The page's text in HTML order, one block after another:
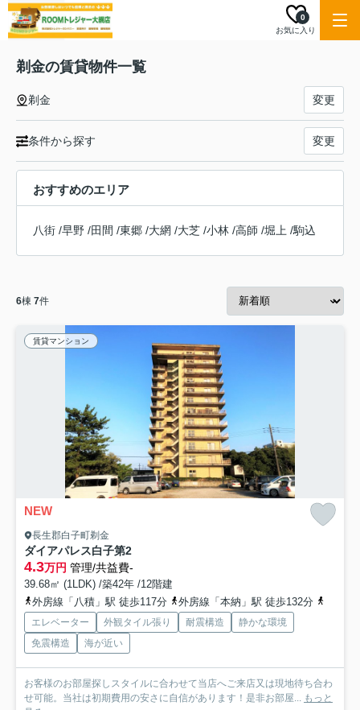
お気に入り
0
剃金の賃貸物件一覧
剃金 変更
条件から探す 変更
おすすめのエリア
八街 /早野 /田間 /東郷 /大網 /大芝 /小林 /高師 /堀上 /駒込
6棟 7件
賃貸マンション
NEW
長生郡白子町剃金
ダイアパレス白子第2
4.3万円 管理/共益費-
39.68㎡ (1LDK) /築42年 /12階建
外房線「八積」駅 徒歩117分
外房線「本納」駅 徒歩132分
エレベーター 外観タイル張り 耐震構造
静かな環境
免震構造
海が近い
お客様のお部屋探しスタイルに合わせて当店へご来店又は現地待ち合わ
せ可能。当社は初期費用の安さに自信があります！是非お部屋... もっと